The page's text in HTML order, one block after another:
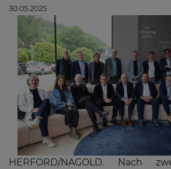
30.05.2025
HERFORD/NAGOLD. Nach